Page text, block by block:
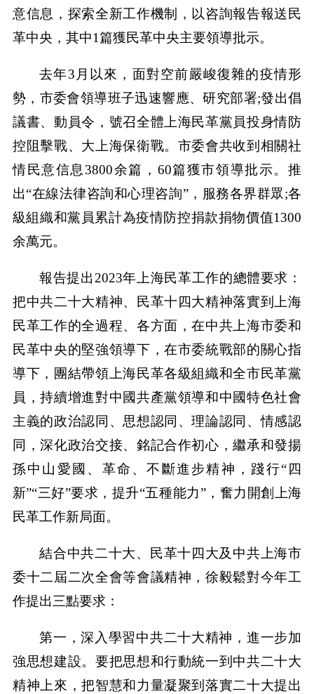
意信息，探索全新工作機制，以咨詢報告報送民
革中央，其中1篇獲民革中央主要領導批示。
去年3月以來，面對空前嚴峻復雜的疫情形
勢，市委會領導班子迅速響應、研究部署;發出倡
議書、動員令，號召全體上海民革黨員投身情防
控阻擊戰、大上海保衛戰。市委會共收到相關社
情民意信息3800余篇，60篇獲市領導批示。推
出“在線法律咨詢和心理咨詢”，服務各界群眾;各
級組織和黨員累計為疫情防控捐款捐物價值1300
余萬元。
報告提出2023年上海民革工作的總體要求：
把中共二十大精神、民革十四大精神落實到上海
民革工作的全過程、各方面，在中共上海市委和
民革中央的堅強領導下，在市委統戰部的關心指
導下，團結帶領上海民革各級組織和全市民革黨
員，持續增進對中國共產黨領導和中國特色社會
主義的政治認同、思想認同、理論認同、情感認
同，深化政治交接、銘記合作初心，繼承和發揚
孫中山愛國、革命、不斷進步精神，踐行“四
新”“三好”要求，提升“五種能力”，奮力開創上海
民革工作新局面。
結合中共二十大、民革十四大及中共上海市
委十二屆二次全會等會議精神，徐毅鬆對今年工
作提出三點要求：
第一，深入學習中共二十大精神，進一步加
強思想建設。要把思想和行動統一到中共二十大
精神上來，把智慧和力量凝聚到落實二十大提出